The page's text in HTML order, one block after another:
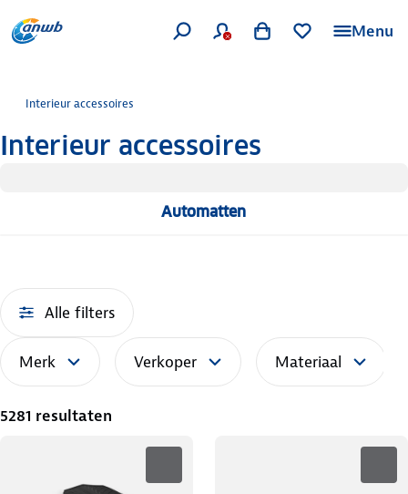
Menu
Interieur accessoires
Interieur accessoires
Automatten
Alle filters
Merk Verkoper Materiaal
5281 resultaten